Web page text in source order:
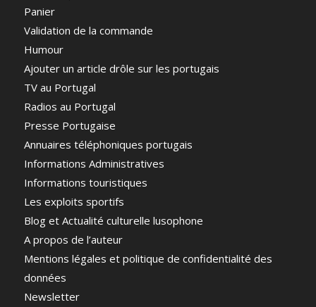
Panier
Validation de la commande
Humour
Ajouter un article drôle sur les portugais
TV au Portugal
Radios au Portugal
Presse Portugaise
Annuaires téléphoniques portugais
Informations Administratives
Informations touristiques
Les exploits sportifs
Blog et Actualité culturelle lusophone
A propos de l’auteur
Mentions légales et politique de confidentialité des
données
Newsletter